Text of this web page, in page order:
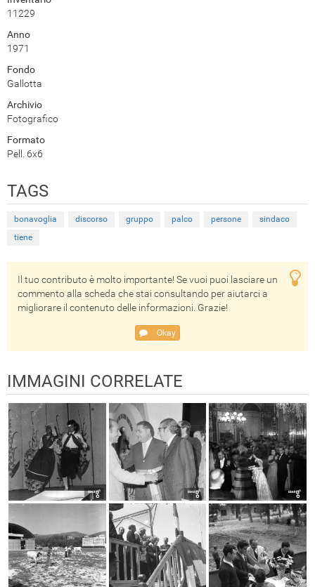
11229
Anno
1971
Fondo
Gallotta
Archivio
Fotografico
Formato
Pell. 6x6
TAGS
bonavoglia discorso gruppo palco persone
sindaco
tiene
Il tuo contributo è molto importante! Se vuoi puoi lasciare un
commento alla scheda che stai consultando per aiutarci a
migliorare il contenuto delle informazioni. Grazie!
Okay
IMMAGINI CORRELATE